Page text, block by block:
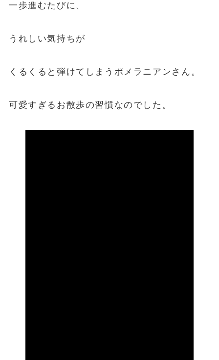
一歩進むたびに、
うれしい気持ちが
くるくると弾けてしまうポメラニアンさん。
可愛すぎるお散歩の習慣なのでした。